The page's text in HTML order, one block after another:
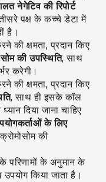
नेगेटिव की रिपोर्ट
पक्ष के कच्चे डेटा में
है।
की क्षमता, प्रदान किए
की उपस्थिति, साथ
करेगी।
की क्षमता, प्रदान किए
, साथ ही इसके कॉल
दिया जाना चाहिए
के लिए
की
परिणामों के अनुमान के
किया जाता है।